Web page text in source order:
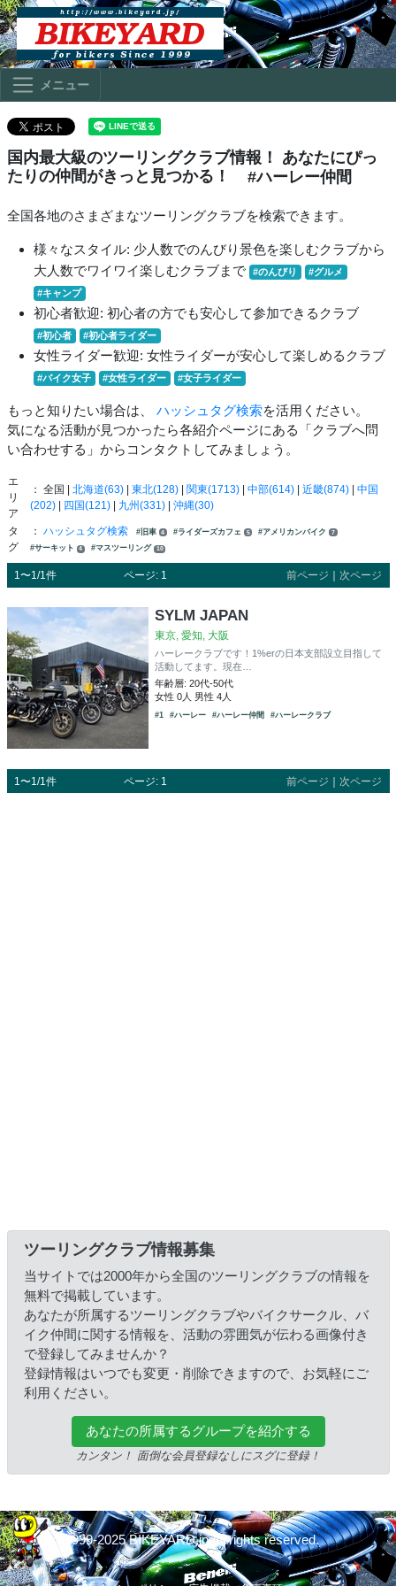
メニュー
国内最大級のツーリングクラブ情報！ あなたにぴっ
たりの仲間がきっと見つかる！
#ハーレー仲間
全国各地のさまざまなツーリングクラブを検索できます。
様々なスタイル: 少人数でのんびり景色を楽しむクラブから
大人数でワイワイ楽しむクラブまで
#のんびり
#グルメ
#キャンプ
初心者歓迎: 初心者の方でも安心して参加できるクラブ
#初心者 #初心者ライダー
女性ライダー歓迎: 女性ライダーが安心して楽しめるクラブ
#バイク女子 #女性ライダー #女子ライダー
もっと知りたい場合は、 ハッシュタグ検索を活用ください。
気になる活動が見つかったら各紹介ページにある「クラブへ問
い合わせする」からコンタクトしてみましょう。
エ
リ
ア
： 全国 | 北海道(63)| 東北(128)| 関東(1713)| 中部(614)| 近畿(874)| 中国
(202)| 四国(121)| 九州(331)| 沖縄(30)
タ
グ
： ハッシュタグ検索 #旧車 4 #ライダーズカフェ 5 #アメリカンバイク 7
#サーキット 4 #マスツーリング 10
1〜1/1件 ページ: 1 前ページ 次ページ
SYLM JAPAN
東京, 愛知, 大阪
ハーレークラブです！1%erの日本支部設立目指して
活動してます。現在…
年齢層: 20代-50代
女性 0人 男性 4人
#1 #ハーレー #ハーレー仲間 #ハーレークラブ
1〜1/1件 ページ: 1 前ページ ｜ 次ページ
ツーリングクラブ情報募集
当サイトでは2000年から全国のツーリングクラブの情報を
無料で掲載しています。
あなたが所属するツーリングクラブやバイクサークル、バ
イク仲間に関する情報を、活動の雰囲気が伝わる画像付き
で登録してみませんか？
登録情報はいつでも変更・削除できますので、お気軽にご
利用ください。
あなたの所属するグループを紹介する
カンタン！ 面倒な会員登録なしにスグに登録！
© 1999-2025 BIKEYARD.jp All rights reserved.